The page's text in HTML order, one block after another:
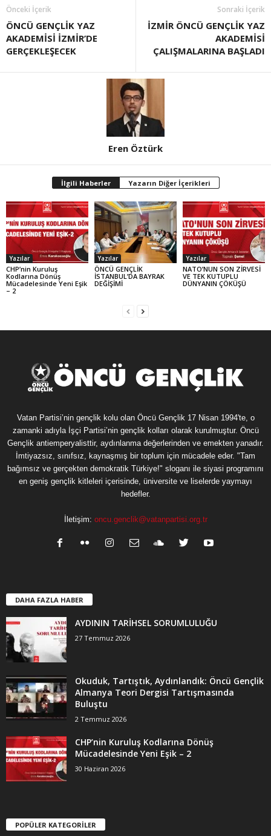
Önceki İçerik
ÖNCÜ GENÇLİK YAZ
AKADEMİSİ İZMİR’DE
GERÇEKLEŞECEK
Sonraki İçerik
İZMİR ÖNCÜ GENÇLİK YAZ
AKADEMİSİ
ÇALIŞMALARINA BAŞLADI
Eren Öztürk
İlgili Haberler Yazarın Diğer İçerikleri
Yazılar
CHP’nin Kuruluş
Kodlarına Dönüş
Mücadelesinde Yeni Eşik
– 2
Yazılar
ÖNCÜ GENÇLİK
İSTANBUL’DA BAYRAK
DEĞİŞİMİ
Yazılar
NATO’NUN SON ZİRVESİ
VE TEK KUTUPLU
DÜNYANIN ÇÖKÜŞÜ
Vatan Partisi’nin gençlik kolu olan Öncü Gençlik 17 Nisan 1994'te, o
zamanki adıyla İşçi Partisi’nin gençlik kolları olarak kurulmuştur. Öncü
Gençlik antiemperyalisttir, aydınlanma değerlerinden ve emekten yanadır.
İmtiyazsız, sınıfsız, kaynaşmış bir toplum için mücadele eder. "Tam
bağımsız ve gerçekten demokratik Türkiye!" sloganı ile siyasi programını
en geniş gençlik kitleleri içerisinde, üniversite ve liselerde yaymayı
hedefler.
İletişim: oncu.genclik@vatanpartisi.org.tr
DAHA FAZLA HABER
AYDININ TARİHSEL SORUMLULUĞU
27 Temmuz 2026
Okuduk, Tartıştık, Aydınlandık: Öncü Gençlik
Almanya Teori Dergisi Tartışmasında
Buluştu
2 Temmuz 2026
CHP’nin Kuruluş Kodlarına Dönüş
Mücadelesinde Yeni Eşik – 2
30 Haziran 2026
POPÜLER KATEGORİLER